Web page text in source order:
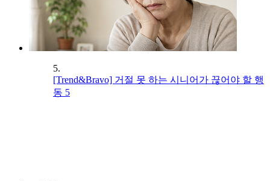
5.
[Trend&Bravo] 거절 못 하는 시니어가 끊어야 할 행
동 5